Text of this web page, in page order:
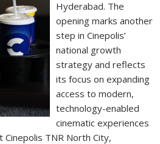
Hyderabad. The
opening marks another
step in Cinepolis’
national growth
strategy and reflects
its focus on expanding
access to modern,
technology-enabled
cinematic experiences
TNR North City,